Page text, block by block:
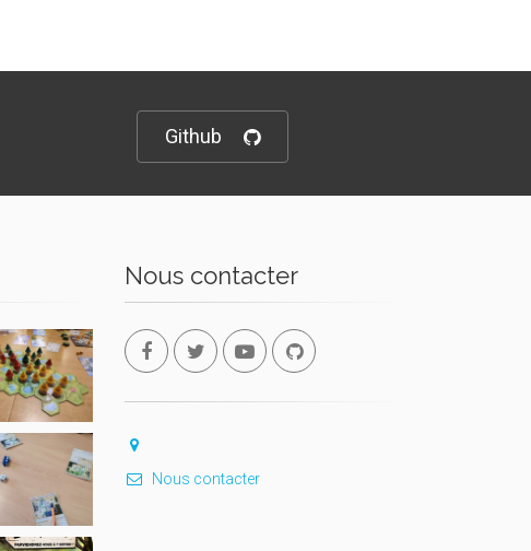
Github
Nous contacter
Nous contacter